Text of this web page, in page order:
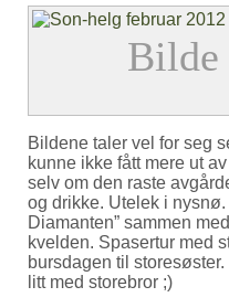
Bildene taler vel for seg
kunne ikke fått mere ut
selv om den raste
og drikke. Utelek i
Diamanten” sammen
kvelden. Spasertur med
bursdagen til
litt med storebror ;)